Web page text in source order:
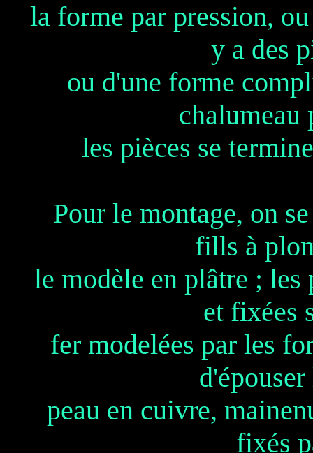
la forme par pression,
y a des
ou d'une forme
chalumeau
les pièces se
Pour le montage, on
fills à
le modèle en plâtre ; les
et fixées
fer modelées par les
peau en cuivre,
fixés